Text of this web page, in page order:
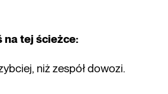
na tej ścieżce:
niż zespół dowozi.